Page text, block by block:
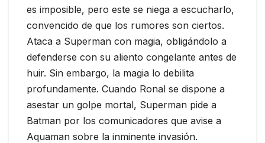
es imposible, pero este se niega a escucharlo,
convencido de que los rumores son ciertos.
Ataca a Superman con magia, obligándolo a
defenderse con su aliento congelante antes de
huir. Sin embargo, la magia lo debilita
profundamente. Cuando Ronal se dispone a
asestar un golpe mortal, Superman pide a
Batman por los comunicadores que avise a
Aquaman sobre la inminente invasión.